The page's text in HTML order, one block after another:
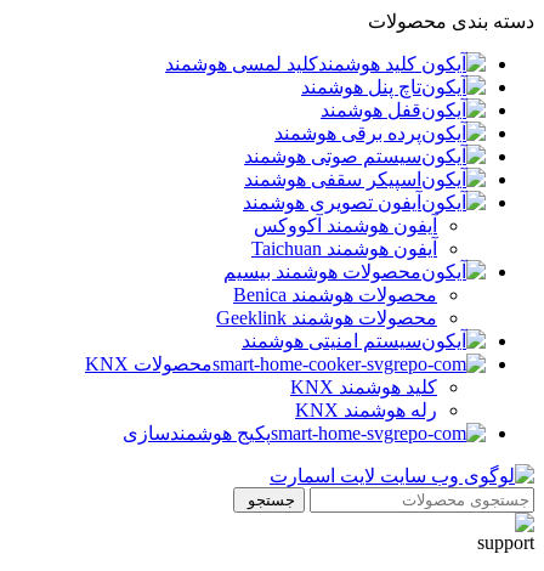
دسته بندی محصولات
کلید لمسی هوشمند
تاچ پنل هوشمند
قفل هوشمند
پرده برقی هوشمند
سیستم صوتی هوشمند
اسپیکر سقفی هوشمند
آیفون تصویری هوشمند
آيفون هوشمند آکووکس
آیفون هوشمند Taichuan
محصولات هوشمند بیسیم
محصولات هوشمند Benica
محصولات هوشمند Geeklink
سیستم امنیتی هوشمند
محصولات KNX
کلید هوشمند KNX
رله هوشمند KNX
پکیج هوشمندسازی
جستجو